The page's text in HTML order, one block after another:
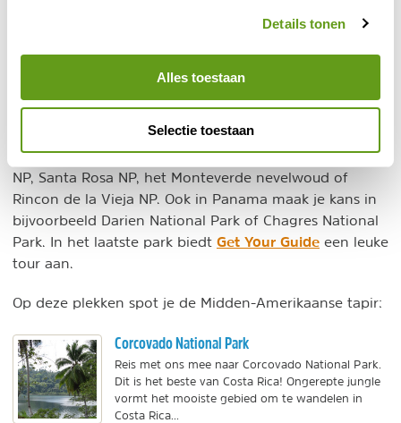
Details tonen
Alles toestaan
Selectie toestaan
Amerika is de moerassige Pantanal in Brazilië. De
Midden-Amerikaanse tapir
De grootste kans om de Midden-Amerikaanse tapir te
zien heb je in Costa Rica en wel specifiek in Corcovado
NP, Santa Rosa NP, het Monteverde nevelwoud of
Rincon de la Vieja NP. Ook in Panama maak je kans in
bijvoorbeeld Darien National Park of Chagres National
Park. In het laatste park biedt Get Your Guide een leuke
tour aan.
Op deze plekken spot je de Midden-Amerikaanse tapir:
Corcovado National Park
Reis met ons mee naar Corcovado National Park.
Dit is het beste van Costa Rica! Ongerepte jungle
vormt het mooiste gebied om te wandelen in
Costa Rica...